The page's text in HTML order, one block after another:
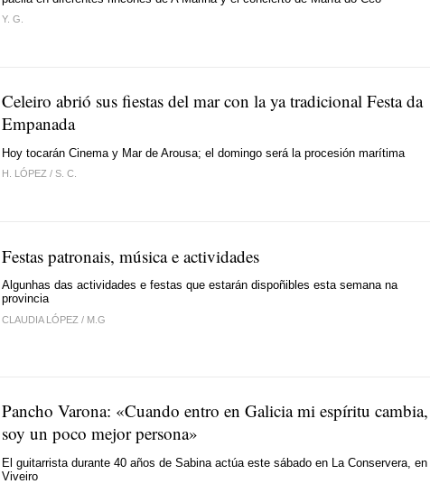
Y. G.
Celeiro abrió sus fiestas del mar con la ya tradicional Festa da
Empanada
Hoy tocarán Cinema y Mar de Arousa; el domingo será la procesión marítima
H. LÓPEZ / S. C.
Festas patronais, música e actividades
Algunhas das actividades e festas que estarán dispoñibles esta semana na
provincia
CLAUDIA LÓPEZ / M.G
Pancho Varona: «Cuando entro en Galicia mi espíritu cambia,
soy un poco mejor persona»
El guitarrista durante 40 años de Sabina actúa este sábado en La Conservera, en
Viveiro